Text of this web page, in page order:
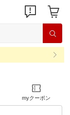
myクーポン